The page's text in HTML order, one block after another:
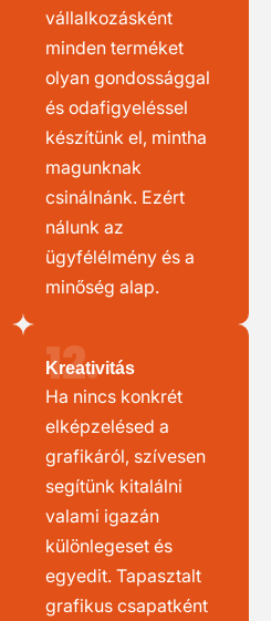
vállalkozásként
minden terméket
olyan gondossággal
és odafigyeléssel
készítünk el, mintha
magunknak
csinálnánk. Ezért
nálunk az
ügyfélélmény és a
minőség alap.
12.
Kreativitás
Ha nincs konkrét
elképzelésed a
grafikáról, szívesen
segítünk kitalálni
valami igazán
különlegeset és
egyedit. Tapasztalt
grafikus csapatként